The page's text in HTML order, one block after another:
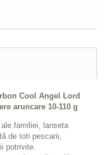
Cool Angel Lord
aruncare 10-110 g
familiei, lanseta
de toti pescarii,
potrivite.